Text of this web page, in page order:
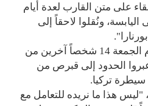
إلى البقاء على متن القارب لعدة أيام
ونُقلوا لاحقاً إلى
كما اعترضت السلطات يوم الجمعة 14 شخصاً آخرين من
عبروا الحدود إلى قبرص من
تركيا.
هذا ما نريده للتعامل مع